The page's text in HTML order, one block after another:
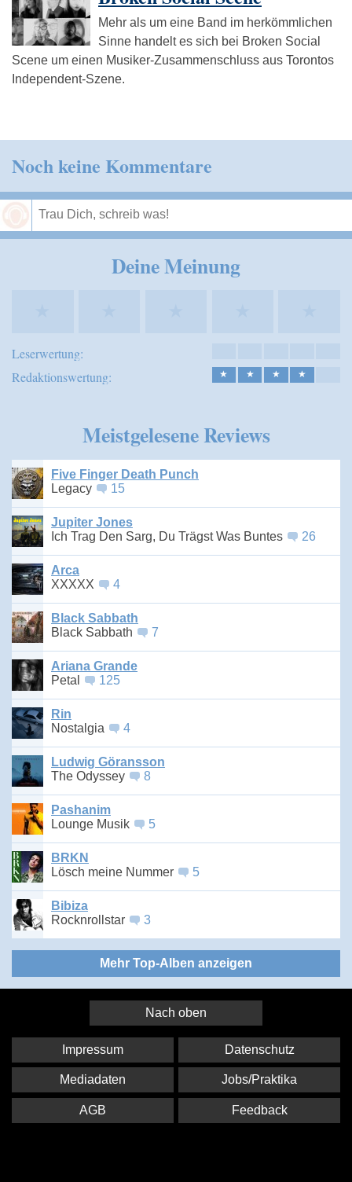
Mehr als um eine Band im herkömmlichen
Sinne handelt es sich bei Broken Social
Scene um einen Musiker-Zusammenschluss aus Torontos
Independent-Szene.
Noch keine Kommentare
Deine Meinung
Leserwertung:
Redaktionswertung:
★ ★ ★ ★
Meistgelesene Reviews
Five Finger Death Punch
Legacy
15
Jupiter Jones
Ich Trag Den Sarg, Du Trägst Was Buntes
26
Arca
XXXXX
4
Black Sabbath
Black Sabbath
7
Ariana Grande
Petal
125
Rin
Nostalgia
4
Ludwig Göransson
The Odyssey
8
Pashanim
Lounge Musik
5
BRKN
Lösch meine Nummer
5
Bibiza
Rocknrollstar
3
Mehr Top-Alben anzeigen
Nach oben
Impressum Datenschutz
Mediadaten Jobs/Praktika
AGB Feedback